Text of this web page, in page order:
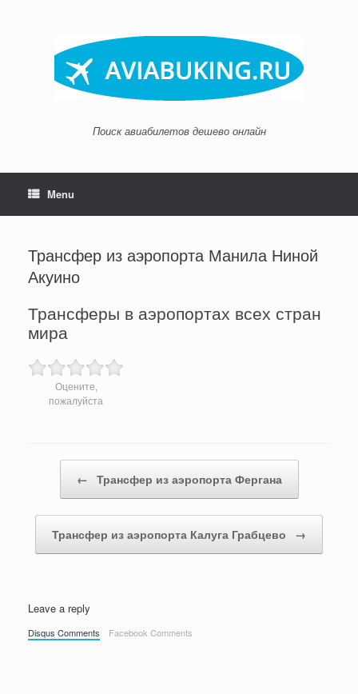
Поиск авиабилетов дешево онлайн
Menu
Трансфер из аэропорта Манила Ниной
Акуино
Трансферы в аэропортах всех стран
мира
Оцените,
пожалуйста
Post navigation
← Трансфер из аэропорта Фергана
Трансфер из аэропорта Калуга Грабцево →
Leave a reply
Disqus Comments Facebook Comments